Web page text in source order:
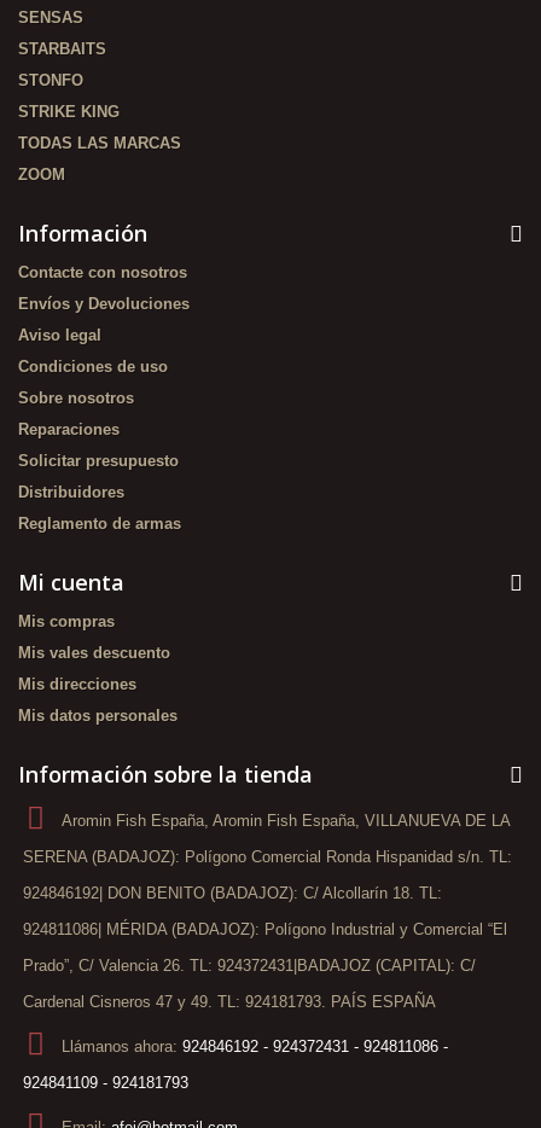
SENSAS
STARBAITS
STONFO
STRIKE KING
TODAS LAS MARCAS
ZOOM
Información
Contacte con nosotros
Envíos y Devoluciones
Aviso legal
Condiciones de uso
Sobre nosotros
Reparaciones
Solicitar presupuesto
Distribuidores
Reglamento de armas
Mi cuenta
Mis compras
Mis vales descuento
Mis direcciones
Mis datos personales
Información sobre la tienda
Aromin Fish España, Aromin Fish España, VILLANUEVA DE LA
SERENA (BADAJOZ): Polígono Comercial Ronda Hispanidad s/n. TL:
924846192| DON BENITO (BADAJOZ): C/ Alcollarín 18. TL:
924811086| MÉRIDA (BADAJOZ): Polígono Industrial y Comercial “El
Prado”, C/ Valencia 26. TL: 924372431|BADAJOZ (CAPITAL): C/
Cardenal Cisneros 47 y 49. TL: 924181793. PAÍS ESPAÑA
Llámanos ahora: 924846192 - 924372431 - 924811086 -
924841109 - 924181793